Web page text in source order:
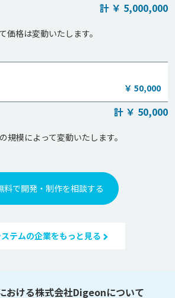
計 ￥ 5,000,000
￥ 50,000
計 ￥ 50,000
料で開発・制作を相談する
テムの企業をもっと見る
おける株式会社Digeonについて